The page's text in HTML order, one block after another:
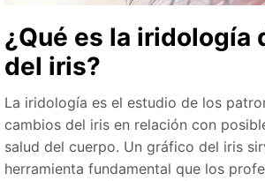
¿Qué es la iridología
del iris?
La iridología es el estudio de los
cambios del iris en relación con
salud del cuerpo. Un gráfico del iris
herramienta fundamental que los